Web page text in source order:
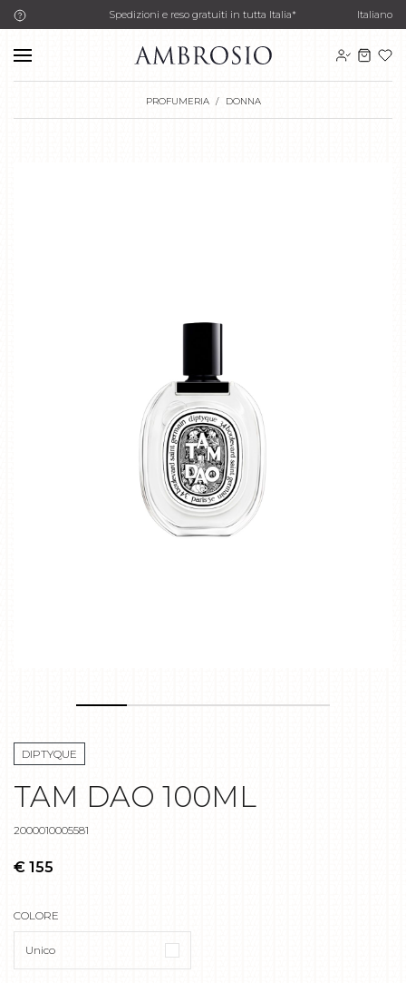
Spedizioni e reso gratuiti in tutta Italia* Italiano
PROFUMERIA DONNA
DIPTYQUE
TAM DAO 100ML
2000010005581
€ 155
COLORE
Unico